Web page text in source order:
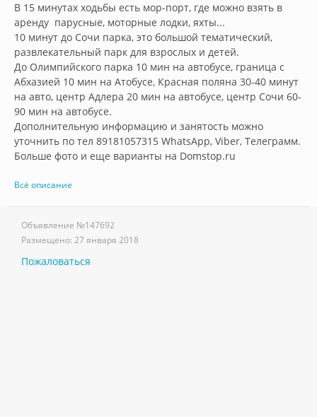
В 15 минутах ходьбы есть мор-порт, где можно взять в
аренду  парусные, моторные лодки, яхты...
10 минут до Сочи парка, это большой тематический,
развлекательный парк для взрослых и детей.
До Олимпийского парка 10 мин на автобусе, граница с
Абхазией 10 мин на Атобусе, Красная поляна 30-40 минут
на авто, центр Адлера 20 мин на автобусе, центр Сочи 60-
90 мин на автобусе.
Дополнительную информацию и занятость можно
уточнить по тел 89181057315 WhatsApp, Viber, Телеграмм.
Больше фото и еще варианты на Domstop.ru
Всё описание
Объявление №147692
Размещено: 27 января 2018
Пожаловаться